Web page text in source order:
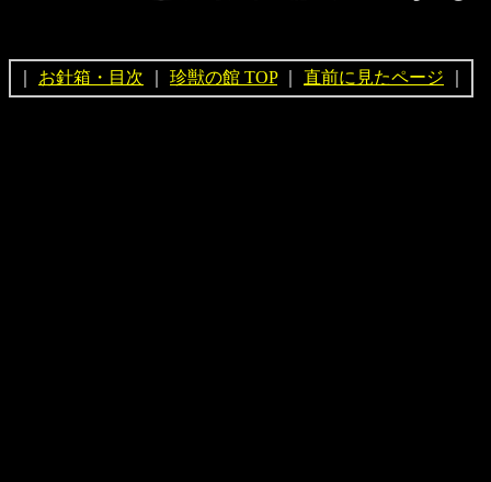
お針箱・目次 珍獣の館 TOP｜ 直前に見たページ